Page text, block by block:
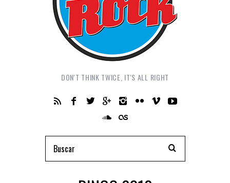
DON'T THINK TWICE, IT'S ALL RIGHT